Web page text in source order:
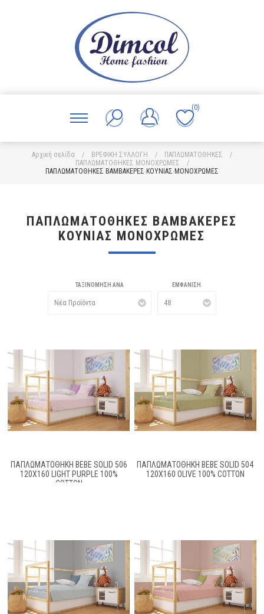
(0)
Αρχική σελίδα / ΒΡΕΦΙΚΗ ΣΥΛΛΟΓΗ / ΠΑΠΛΩΜΑΤΟΘΗΚΕΣ
/
ΠΑΠΛΩΜΑΤΟΘΗΚΕΣ ΜΟΝΟΧΡΩΜΕΣ
/
ΠΑΠΛΩΜΑΤΟΘΗΚΕΣ ΒΑΜΒΑΚΕΡΕΣ ΚΟΥΝΙΑΣ ΜΟΝΟΧΡΩΜΕΣ
ΠΑΠΛΩΜΑΤΟΘΗΚΕΣ ΒΑΜΒΑΚΕΡΕΣ
ΚΟΥΝΙΑΣ ΜΟΝΟΧΡΩΜΕΣ
ΤΑΞΙΝΌΜΗΣΗ ΑΝΆ ΕΜΦΆΝΙΣΗ
ΠΑΠΛΩΜΑΤΟΘΉΚΗ BEBE SOLID 506
120X160 LIGHT PURPLE 100%
COTTON
ΠΑΠΛΩΜΑΤΟΘΉΚΗ BEBE SOLID 504
120X160 OLIVE 100% COTTON